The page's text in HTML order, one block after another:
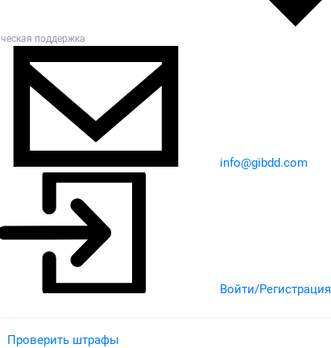
поддержка
info@gibdd.com
Войти/Регистрация
Проверить штрафы